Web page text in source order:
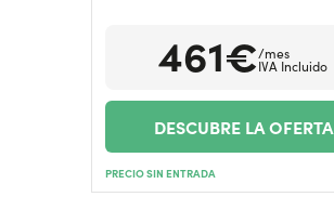
¿Necesitas ayuda?461€/mes
IVA Incluido
DESCUBRE LA OFERTA
PRECIO SIN ENTRADA